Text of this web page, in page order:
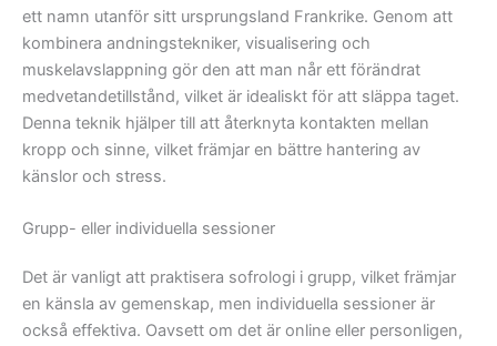
ett namn utanför sitt ursprungsland Frankrike. Genom att
kombinera andningstekniker, visualisering och
muskelavslappning gör den att man når ett förändrat
medvetandetillstånd, vilket är idealiskt för att släppa taget.
Denna teknik hjälper till att återknyta kontakten mellan
kropp och sinne, vilket främjar en bättre hantering av
känslor och stress.
Grupp- eller individuella sessioner
Det är vanligt att praktisera sofrologi i grupp, vilket främjar
en känsla av gemenskap, men individuella sessioner är
också effektiva. Oavsett om det är online eller personligen,